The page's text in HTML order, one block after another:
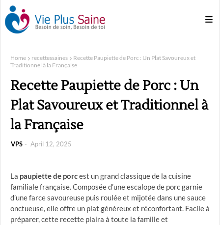
Home recettessaines
Recette Paupiette de Porc : Un Plat Savoureux et
Traditionnel à la Française
Recette Paupiette de Porc : Un
Plat Savoureux et Traditionnel à
la Française
VPS April 12, 2025
La paupiette de porcest un grand classique de la cuisine
familiale française. Composée d’une escalope de porc garnie
d’une farce savoureuse puis roulée et mijotée dans une sauce
onctueuse, elle offre un plat généreux et réconfortant. Facile à
préparer, cette recette plaira à toute la famille et